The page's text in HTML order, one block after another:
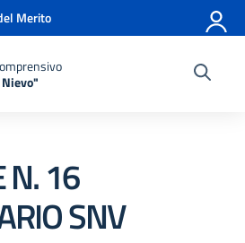
Merito
N. 16
SNV